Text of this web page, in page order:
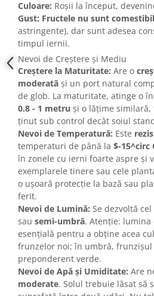
Culoare: Roșii la început,
Gust: Fructele nu sunt
astringente), dar sunt adesea
timpul iernii.
Nevoi de Creștere și Mediu
Creștere la Maturitate: Are o
moderată și un port natural
de glob. La maturitate, atinge o
0.8 - 1 metru și o lățime
ținut sub control decât soiul
Nevoi de Temperatură: Este
temperaturi de până la $-15^circ
în zonele cu ierni foarte aspre și
exemplarele tinere sau cele
o ușoară protecție la bază sau
ferit.
Nevoi de Lumină: Se dezvoltă
sau semi-umbră. Atenție: lumina
esențială pentru a obține acea
frunzelor noi; în umbră, frunzișul
preponderent verde.
Nevoi de Apă și Umiditate: Are
moderate. Solul trebuie lăsat să